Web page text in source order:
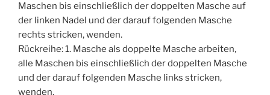
Maschen bis einschließlich der doppelten Masche auf
der linken Nadel und der darauf folgenden Masche
rechts stricken, wenden.
Rückreihe: 1. Masche als doppelte Masche arbeiten,
alle Maschen bis einschließlich der doppelten Masche
und der darauf folgenden Masche links stricken,
wenden.